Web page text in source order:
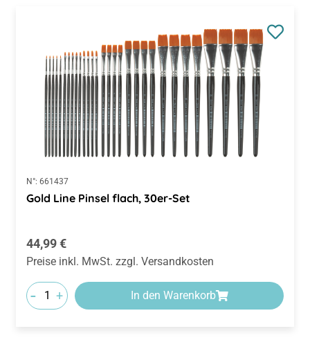
N°: 661437
Gold Line Pinsel flach, 30er-Set
Regulärer Preis:
44,99 €
Preise inkl. MwSt. zzgl. Versandkosten
- + In den Warenkorb